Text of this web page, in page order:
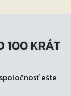
100 KRÁT
ešte